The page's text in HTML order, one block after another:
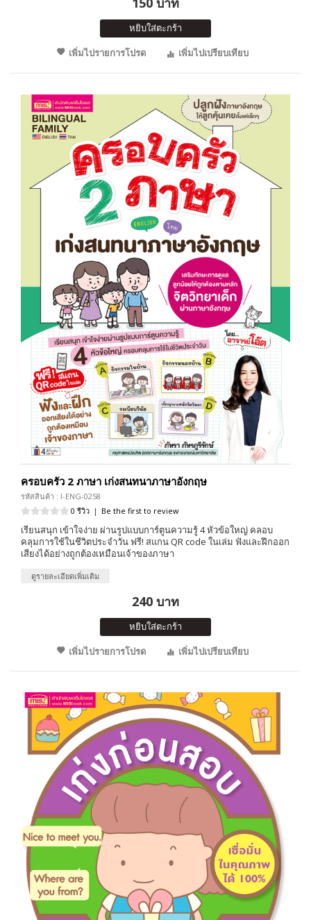
หยิบใส่ตะกร้า
เพิ่มไปรายการโปรด
เพิ่มไปเปรียบเทียบ
ครอบครัว 2 ภาษา เก่งสนทนาภาษาอังกฤษ
รหัสสินค้า : I-ENG-0258
0 รีวิว | Be the first to review
เรียนสนุก เข้าใจง่าย ผ่านรูปแบบการ์ตูนความรู้ 4 หัวข้อใหญ่ คลอบ
คลุมการใช้ในชีวิตประจำวัน ฟรี! สแกน QR code ในเล่ม ฟังและฝึกออก
เสียงได้อย่างถูกต้องเหมือนเจ้าของภาษา
ดูรายละเอียดเพิ่มเติม
240 บาท
หยิบใส่ตะกร้า
เพิ่มไปรายการโปรด
เพิ่มไปเปรียบเทียบ